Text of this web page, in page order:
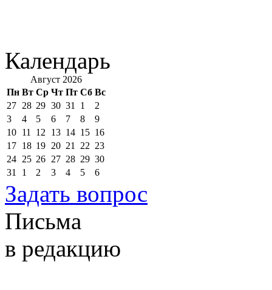
Календарь
Август 2026
Пн Вт Ср Чт Пт Сб Вс
27 28 29 30 31 1
2
3
4 5 6 7 8
9
10 11 12 13 14 15 16
17 18 19 20 21 22 23
24 25 26 27 28 29 30
31
1 2 3 4 5 6
Задать вопрос
Письма
в редакцию